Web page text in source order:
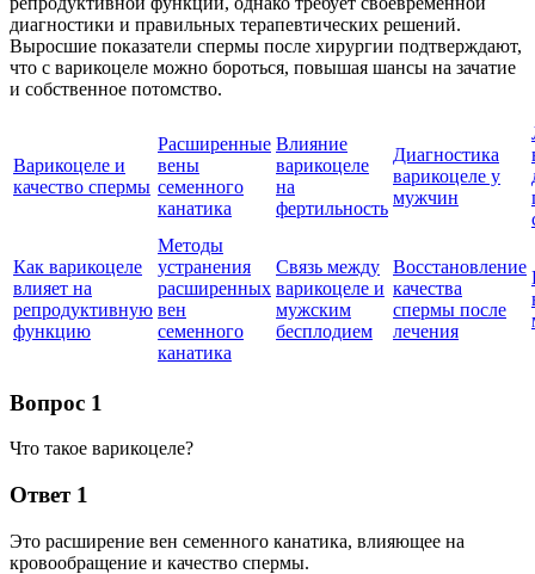
диагностики и правильных терапевтических решений.
Выросшие показатели спермы после хирургии подтверждают,
что с варикоцеле можно бороться, повышая шансы на зачатие
и собственное потомство.
Варикоцеле и
качество спермы
Расширенные
вены
семенного
канатика
Влияние
варикоцеле
на
фертильность
Диагностика
варикоцеле у
мужчин
Как варикоцеле
влияет на
репродуктивную
функцию
Методы
устранения
расширенных
вен
семенного
канатика
Связь между
варикоцеле и
мужским
бесплодием
Восстановление
качества
спермы после
лечения
Вопрос 1
Что такое варикоцеле?
Ответ 1
Это расширение вен семенного канатика, влияющее на
кровообращение и качество спермы.